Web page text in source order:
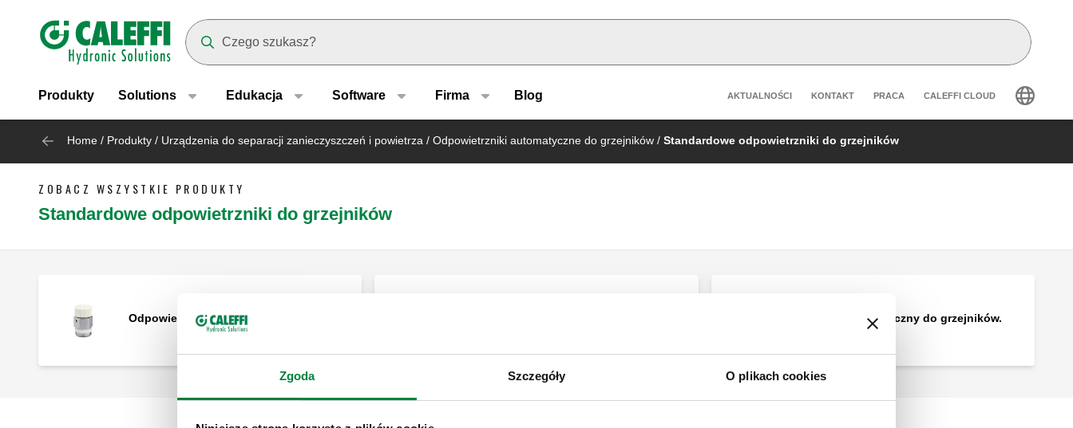
Zgoda Szczegóły O plikach cookies
Header main navigation
Produkty Solutions Edukacja Software Firma Blog Header secondary navigation
AKTUALNOŚCI KONTAKT PRACA CALEFFI CLOUD
Home / Produkty / Urządzenia do separacji zanieczyszczeń i powietrza / Odpowietrzniki automatyczne do grzejników / Standardowe odpowietrzniki do grzejników
ZOBACZ WSZYSTKIE PRODUKTY
Standardowe odpowietrzniki do grzejników
Odpowietrznik ręczny do grzejników Odpowietrznik ręczny do grzejników.